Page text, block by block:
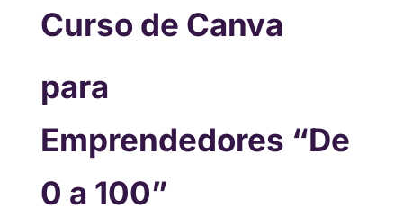
Curso de Canva
para
Emprendedores “De
0 a 100”